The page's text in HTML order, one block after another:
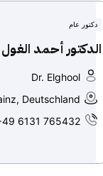
دكتور عام
الدكتور أحمد الغول
Dr. Elghool
Deutschland
6131 765432